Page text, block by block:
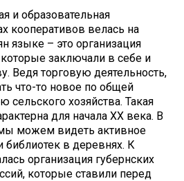
и образовательная
кооперативов велась на
языке – это организация
заключали в себе и
Ведя торговую деятельность,
что-то новое по общей
сельского хозяйства. Такая
для начала XX века. В
можем видеть активное
библиотек в деревнях. К
организация губернских
которые ставили перед